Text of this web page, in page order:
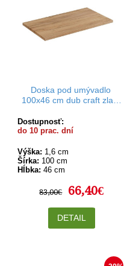
Doska pod umývadlo
100x46 cm dub craft zlatý
Dostupnosť:
do 10 prac. dní
Výška: 1,6 cm
Šírka: 100 cm
Hĺbka: 46 cm
83,00€ 66,40€
DETAIL